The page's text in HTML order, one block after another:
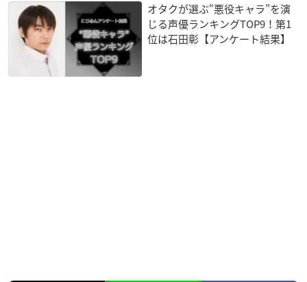
オタクが選ぶ“悪役キャラ”を演
じる声優ランキングTOP9！第1
位は石田彰【アンケート結果】